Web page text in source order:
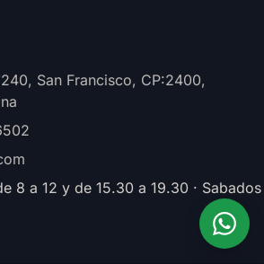
San Francisco, CP:2400,
8 a 12 y de 15.30 a 19.30 · Sabados